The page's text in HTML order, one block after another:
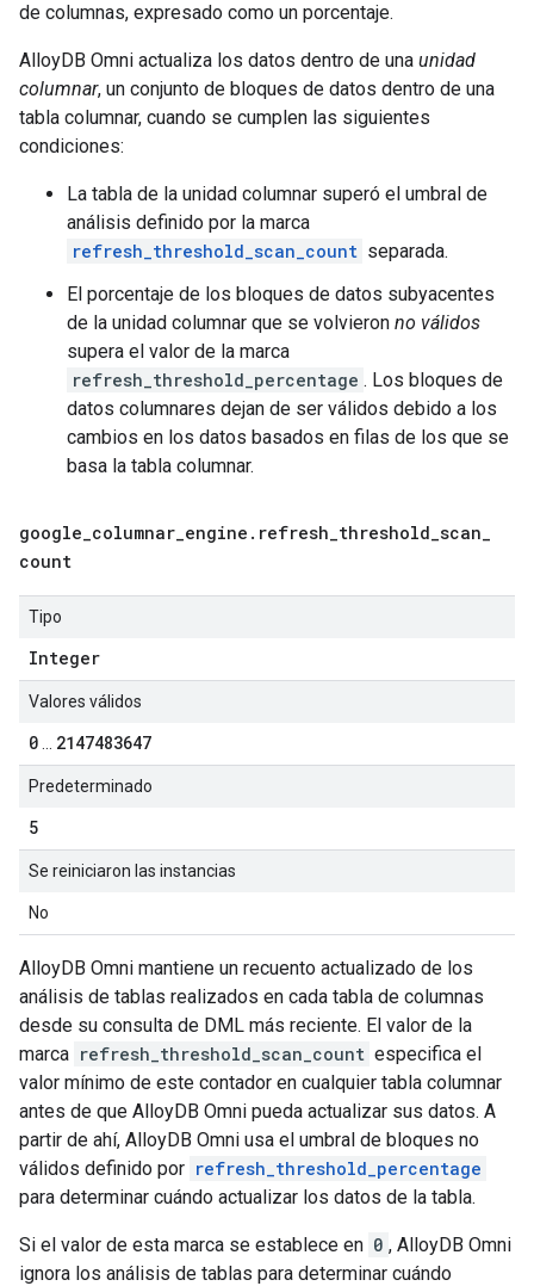
de columnas, expresado como un porcentaje.
AlloyDB Omni actualiza los datos dentro de una unidad
columnar, un conjunto de bloques de datos dentro de una
tabla columnar, cuando se cumplen las siguientes
condiciones:
La tabla de la unidad columnar superó el umbral de
análisis definido por la marca
refresh_threshold_scan_count separada.
El porcentaje de los bloques de datos subyacentes
de la unidad columnar que se volvieron no válidos
supera el valor de la marca
refresh_threshold_percentage . Los bloques de
datos columnares dejan de ser válidos debido a los
cambios en los datos basados en filas de los que se
basa la tabla columnar.
google_columnar_engine . refresh_threshold_scan_
count
Tipo
Integer
Valores válidos
0 2147483647
Predeterminado
5
Se reiniciaron las instancias
No
AlloyDB Omni mantiene un recuento actualizado de los
análisis de tablas realizados en cada tabla de columnas
desde su consulta de DML más reciente. El valor de la
marca refresh_threshold_scan_count especifica el
valor mínimo de este contador en cualquier tabla columnar
antes de que AlloyDB Omni pueda actualizar sus datos. A
partir de ahí, AlloyDB Omni usa el umbral de bloques no
válidos definido por refresh_threshold_percentage
para determinar cuándo actualizar los datos de la tabla.
Si el valor de esta marca se establece en 0 , AlloyDB Omni
ignora los análisis de tablas para determinar cuándo